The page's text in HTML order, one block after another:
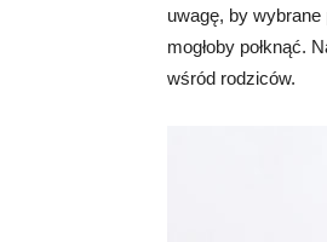
uwagę, by wybrane
mogłoby połknąć.
wśród rodziców.